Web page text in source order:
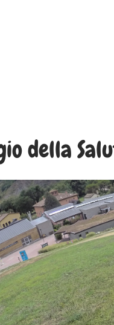
della